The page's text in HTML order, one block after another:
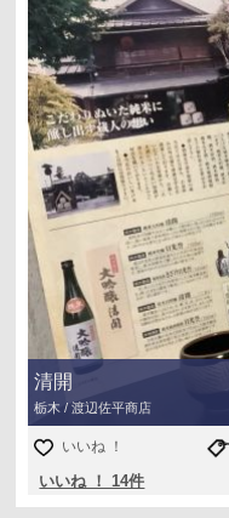
清開
栃木 / 渡辺佐平商店
いいね ！
いいね ！ 14件